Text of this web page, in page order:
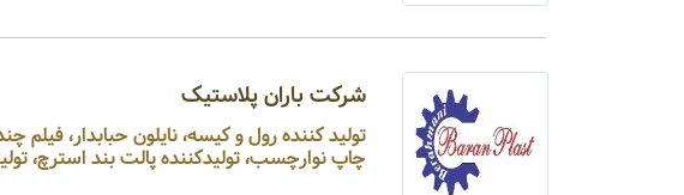
شرکت باران پلاستیک
تولید کننده رول و کیسه، نایلون حبابدار،
چاپ نوارچسب، تولیدکننده پالت بند استرچ،